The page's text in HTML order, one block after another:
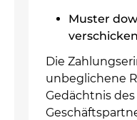
Muster
verschicken
Die
unbeglichene
Gedächtnis